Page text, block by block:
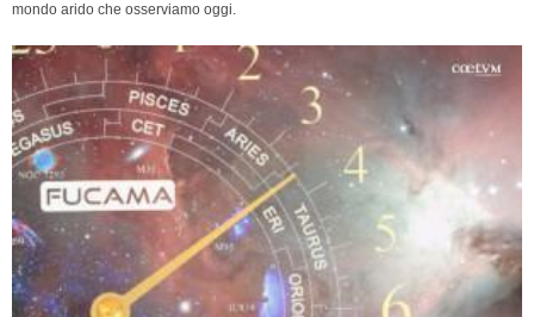
mondo arido che osserviamo oggi.